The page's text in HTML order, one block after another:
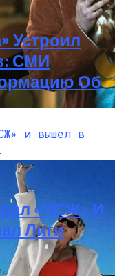
Премьеру
Устроил
СМИ
Об
«ПСЖ» И
Лиги